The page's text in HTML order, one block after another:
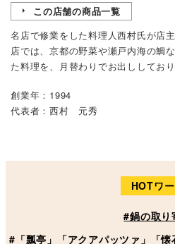
この店舗の商品一覧
名店で修業をした料理人西村氏が店
店では、京都の野菜や瀬戸内海の鯛
た料理を、月替わりでお出ししており
創業年：1994
代表者：西村 元秀
HOTワ
#鍋の取り
#「瓢亭」「アクアパッツァ」「